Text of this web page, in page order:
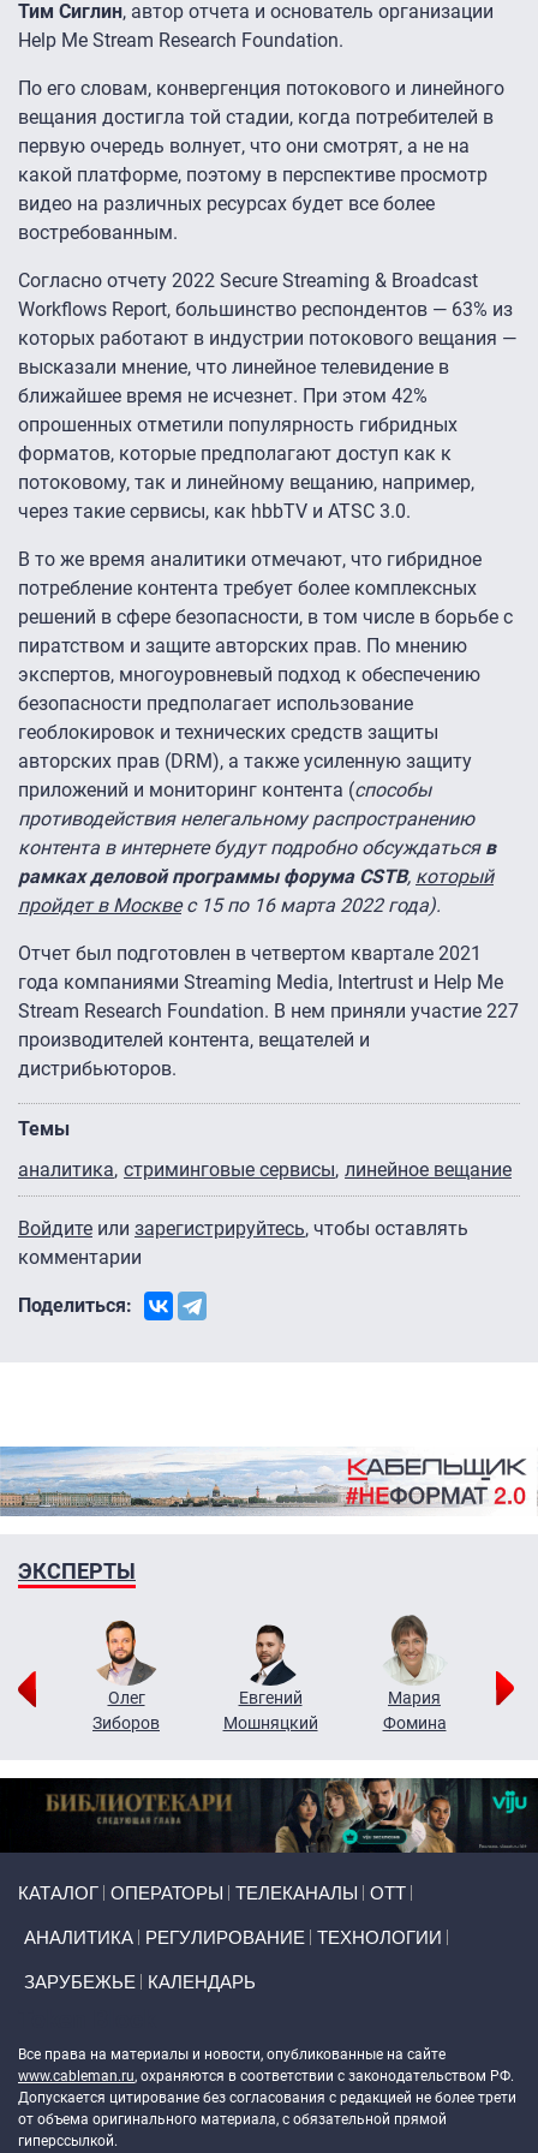
Тим Сиглин, автор отчета и основатель организации
Help Me Stream Research Foundation.
По его словам, конвергенция потокового и линейного
вещания достигла той стадии, когда потребителей в
первую очередь волнует, что они смотрят, а не на
какой платформе, поэтому в перспективе просмотр
видео на различных ресурсах будет все более
востребованным.
Согласно отчету 2022 Secure Streaming & Broadcast
Workflows Report, большинство респондентов — 63% из
которых работают в индустрии потокового вещания —
высказали мнение, что линейное телевидение в
ближайшее время не исчезнет. При этом 42%
опрошенных отметили популярность гибридных
форматов, которые предполагают доступ как к
потоковому, так и линейному вещанию, например,
через такие сервисы, как hbbTV и ATSC 3.0.
В то же время аналитики отмечают, что гибридное
потребление контента требует более комплексных
решений в сфере безопасности, в том числе в борьбе с
пиратством и защите авторских прав. По мнению
экспертов, многоуровневый подход к обеспечению
безопасности предполагает использование
геоблокировок и технических средств защиты
авторских прав (DRM), а также усиленную защиту
приложений и мониторинг контента (способы
противодействия нелегальному распространению
контента в интернете будут подробно обсуждаться в
рамках деловой программы форума CSTB, который
пройдет в Москвес 15 по 16 марта 2022 года).
Отчет был подготовлен в четвертом квартале 2021
года компаниями Streaming Media, Intertrust и Help Me
Stream Research Foundation. В нем приняли участие 227
производителей контента, вещателей и
дистрибьюторов.
Темы
аналитика стриминговые сервисы линейное вещание
Войдите или зарегистрируйтесь, чтобы оставлять
комментарии
Поделиться:
ЭКСПЕРТЫ
Олег
Зиборов
Евгений
Мошняцкий
Мария
Фомина
КАТАЛОГ ОПЕРАТОРЫ ТЕЛЕКАНАЛЫ ОТТ
АНАЛИТИКА РЕГУЛИРОВАНИЕ ТЕХНОЛОГИИ
ЗАРУБЕЖЬЕ КАЛЕНДАРЬ
Все права на материалы и новости, опубликованные на сайте
www.cableman.ru, охраняются в соответствии с законодательством РФ.
Допускается цитирование без согласования с редакцией не более трети
от объема оригинального материала, с обязательной прямой
гиперссылкой.